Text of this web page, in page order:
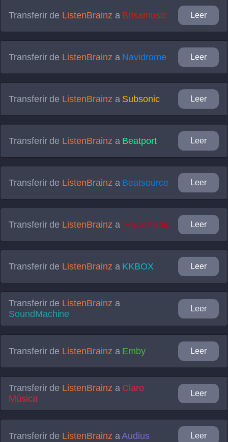
Transferir de ListenBrainz a Brisamusic Leer
Transferir de ListenBrainz a Navidrome Leer
Transferir de ListenBrainz a Subsonic Leer
Transferir de ListenBrainz a Beatport Leer
Transferir de ListenBrainz a Beatsource Leer
Transferir de ListenBrainz a iHeartRadio Leer
Transferir de ListenBrainz a KKBOX Leer
Transferir de ListenBrainz a
SoundMachine
Leer
Transferir de ListenBrainz a Emby Leer
Transferir de ListenBrainz a Claro
Música
Leer
Transferir de ListenBrainz aAudius Leer